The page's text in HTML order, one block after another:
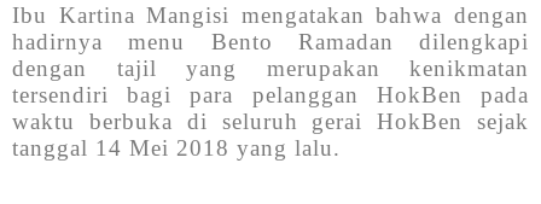
Ibu Kartina Mangisi mengatakan bahwa dengan
hadirnya menu Bento Ramadan dilengkapi
dengan tajil yang merupakan kenikmatan
tersendiri bagi para pelanggan HokBen pada
waktu berbuka di seluruh gerai HokBen sejak
tanggal 14 Mei 2018 yang lalu.